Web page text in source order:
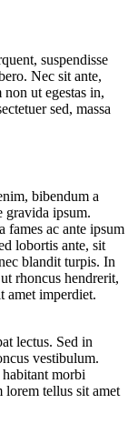
suspendisse
Nec sit ante,
ut egestas in,
sed, massa
bibendum a
gravida ipsum.
fames ac ante ipsum
lobortis ante, sit
blandit turpis. In
rhoncus hendrerit,
amet imperdiet.
lectus. Sed in
vestibulum.
morbi
lorem tellus sit amet